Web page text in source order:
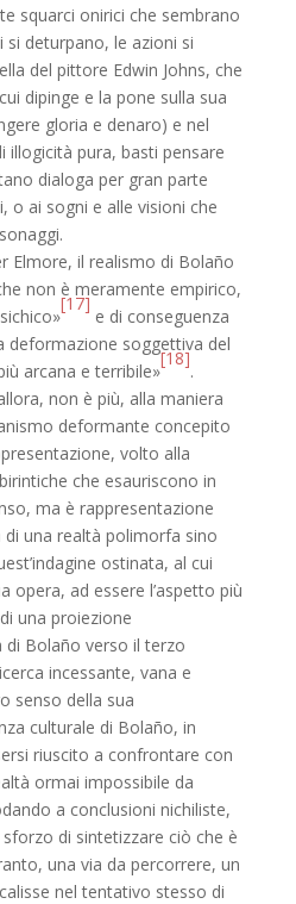
squarci onirici che sembrano
deturpano, le azioni si
del pittore Edwin Johns, che
dipinge e la pone sulla sua
gloria e denaro) e nel
illogicità pura, basti pensare
dialoga per gran parte
o ai sogni e alle visioni che
Elmore, il realismo di Bolaño
non è meramente empirico,
[17]
e di conseguenza
deformazione soggettiva del
arcana e terribile»
[18]
.
non è più, alla maniera
deformante concepito
volto alla
che esauriscono in
ma è rappresentazione
di una realtà polimorfa sino
ostinata, al cui
opera, ad essere l’aspetto più
una proiezione
di Bolaño verso il terzo
incessante, vana e
senso della sua
culturale di Bolaño, in
riuscito a confrontare con
ormai impossibile da
a conclusioni nichiliste,
di sintetizzare ciò che è
una via da percorrere, un
nel tentativo stesso di